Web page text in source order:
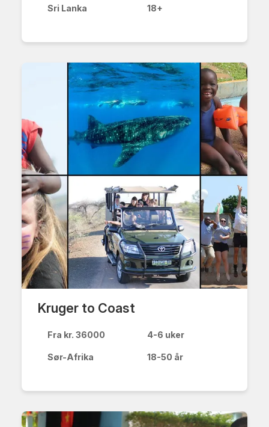
Sri Lanka 18+
Kruger to Coast
Fra kr. 36000 4-6 uker
Sør-Afrika 18-50 år